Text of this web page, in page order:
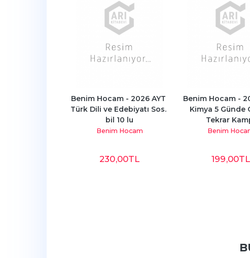
Benim Hocam - 2026 AYT
Türk Dili ve Edebiyatı Sos.
bil 10 lu
Benim Hocam
230,00TL
Benim Hocam -
Kimya 5 Günde
Tekrar
Benim
199,00TL